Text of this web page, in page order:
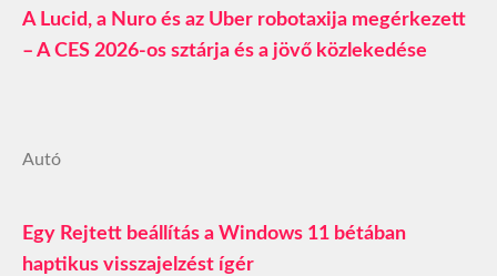
A Lucid, a Nuro és az Uber robotaxija megérkezett
– A CES 2026-os sztárja és a jövő közlekedése
Autó
Egy Rejtett beállítás a Windows 11 bétában
haptikus visszajelzést ígér